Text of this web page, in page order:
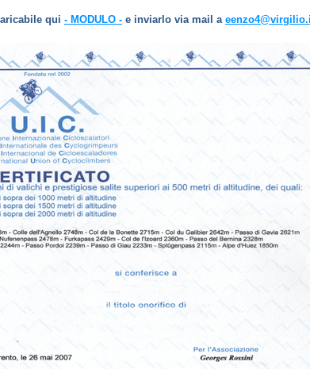
qui - MODULO - e inviarlo via mail a